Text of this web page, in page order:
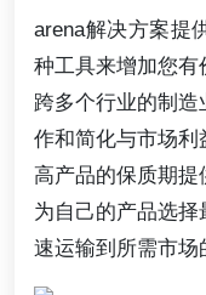
arena解决方案提
种工具来增加您
跨多个行业的制
作和简化与市场
高产品的保质期
为自己的产品选
速运输到所需市场